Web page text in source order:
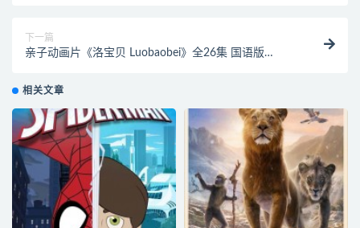
下一篇
亲子动画片《洛宝贝 Luobaobei》全26集 国语版
相关文章